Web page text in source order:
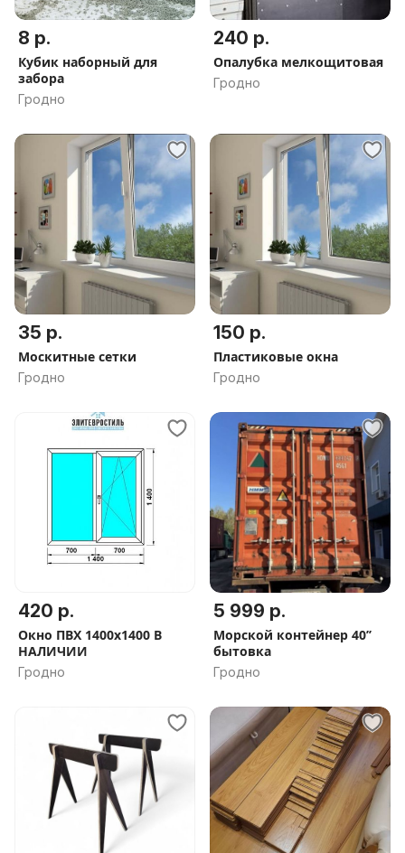
8 р.
Кубик наборный для
забора
Гродно
240 р.
Опалубка мелкощитовая
Гродно
35 р.
Москитные сетки
Гродно
150 р.
Пластиковые окна
Гродно
420 р.
Окно ПВХ 1400х1400 В
НАЛИЧИИ
Гродно
5 999 р.
Морской контейнер 40’’
бытовка
Гродно